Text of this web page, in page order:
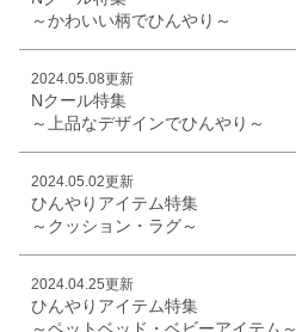
～かわいい柄でひんやり～
2024.05.08更新
Nクール特集
～上品なデザインでひんやり～
2024.05.02更新
ひんやりアイテム特集
～クッション・ラグ～
2024.04.25更新
ひんやりアイテム特集
～ペットベッド・ベビーアイテム～